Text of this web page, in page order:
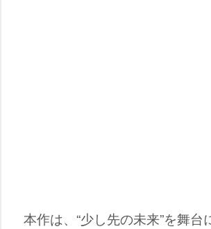
本作は、“少し先の未来”を舞台